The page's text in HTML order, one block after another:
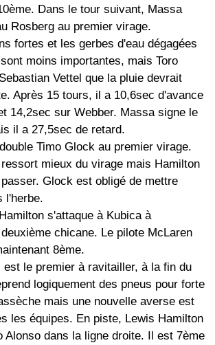
Dans le tour suivant, Massa
Rosberg au premier virage.
fortes et les gerbes d'eau dégagées
moins importantes, mais Toro
Vettel que la pluie devrait
Après 15 tours, il a 10,6sec d'avance
14,2sec sur Webber. Massa signe le
il a 27,5sec de retard.
Timo Glock au premier virage.
mieux du virage mais Hamilton
Glock est obligé de mettre
l'herbe.
s'attaque à Kubica à
chicane. Le pilote McLaren
8ème.
est le premier à ravitailler, à la fin du
logiquement des pneus pour forte
mais une nouvelle averse est
les équipes. En piste, Lewis Hamilton
Alonso dans la ligne droite. Il est 7ème